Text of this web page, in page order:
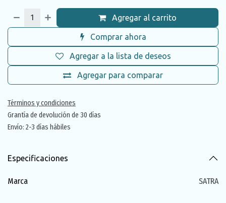
Agregar al carrito
Comprar ahora
Agregar para comparar
Agregar a la lista de deseos
Términos y condiciones
Grantía de devolución de 30 días
Envío: 2-3 días hábiles
Especificaciones
Marca SATRA